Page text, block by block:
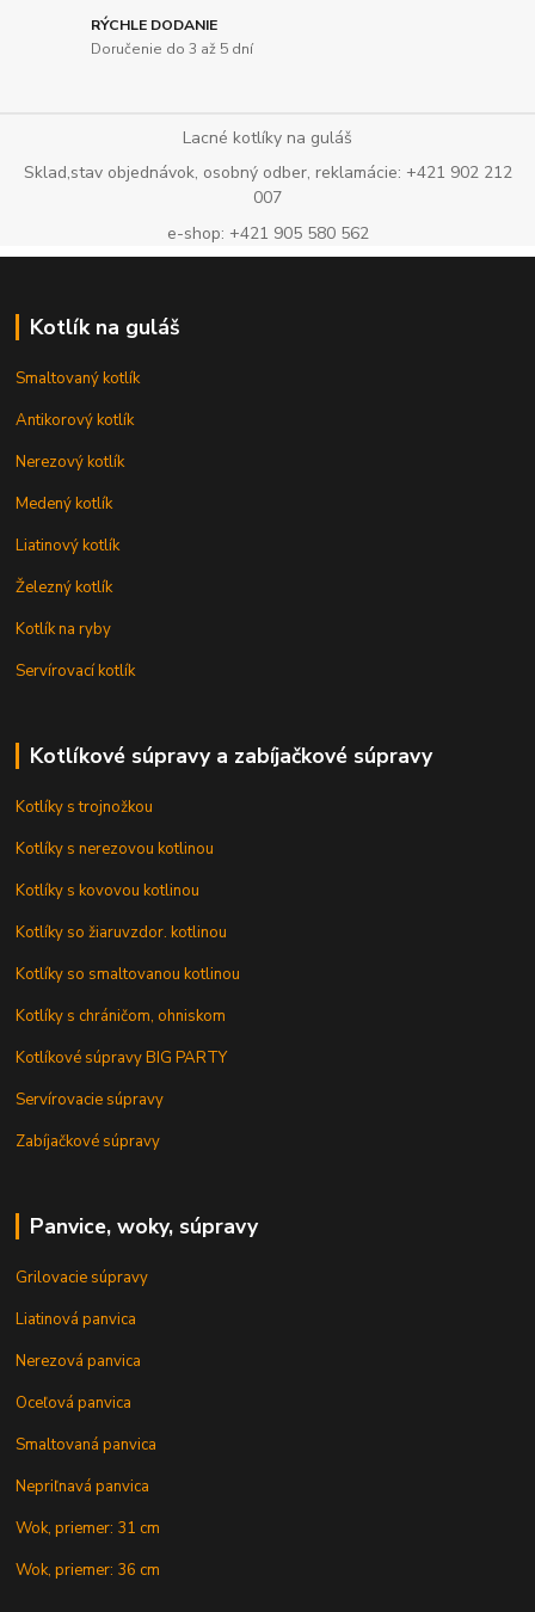
RÝCHLE DODANIE
Doručenie do 3 až 5 dní
Lacné kotlíky na guláš
Sklad,stav objednávok, osobný odber, reklamácie: +421 902 212
007
e-shop: +421 905 580 562
Kotlík na guláš
Smaltovaný kotlík
Antikorový kotlík
Nerezový kotlík
Medený kotlík
Liatinový kotlík
Železný kotlík
Kotlík na ryby
Servírovací kotlík
Kotlíkové súpravy a zabíjačkové súpravy
Kotlíky s trojnožkou
Kotlíky s nerezovou kotlinou
Kotlíky s kovovou kotlinou
Kotlíky so žiaruvzdor. kotlinou
Kotlíky so smaltovanou kotlinou
Kotlíky s chráničom, ohniskom
Kotlíkové súpravy BIG PARTY
Servírovacie súpravy
Zabíjačkové súpravy
Panvice, woky, súpravy
Grilovacie súpravy
Liatinová panvica
Nerezová panvica
Oceľová panvica
Smaltovaná panvica
Nepriľnavá panvica
Wok, priemer: 31 cm
Wok, priemer: 36 cm